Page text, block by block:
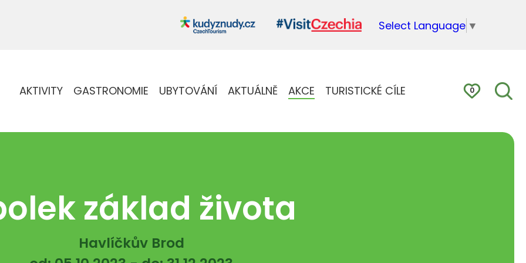
Select Language ▼
AKTIVITY GASTRONOMIE UBYTOVÁNÍ AKTUÁLNĚ AKCE TURISTICKÉ CÍLE 0
základ života
Havlíčkův Brod